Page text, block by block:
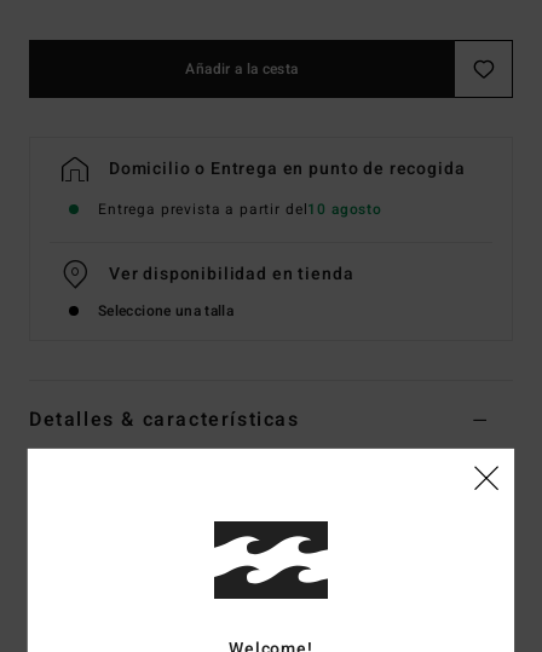
Añadir a la cesta
Domicilio o Entrega en punto de recogida
Entrega prevista a partir del10 agosto
Ver disponibilidad en tienda
Seleccione una talla
Detalles & características
Código de color